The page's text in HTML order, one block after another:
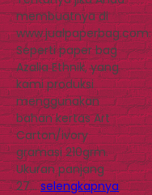
membuatnya di
www.jualpaperbag.com.
Seperti paper bag
Azalia Ethnik, yang
kami produksi
menggunakan
bahan kertas Art
Carton/ivory
gramasi 210grm.
Ukuran panjang
27…selengkapnya